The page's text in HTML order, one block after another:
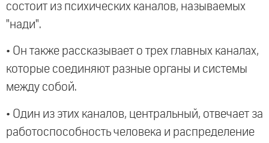
состоит из психических каналов, называемых
"нади".
• Он также рассказывает о трех главных каналах,
которые соединяют разные органы и системы
между собой.
• Один из этих каналов, центральный, отвечает за
работоспособность человека и распределение